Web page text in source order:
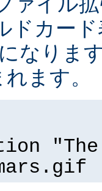
ドカー
なりま
ます。